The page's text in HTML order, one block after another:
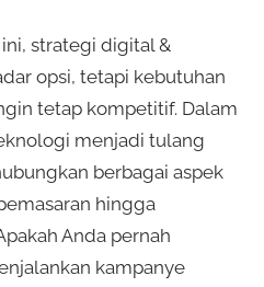
strategi digital &
opsi, tetapi kebutuhan
tetap kompetitif. Dalam
menjadi tulang
berbagai aspek
hingga
Anda pernah
kampanye